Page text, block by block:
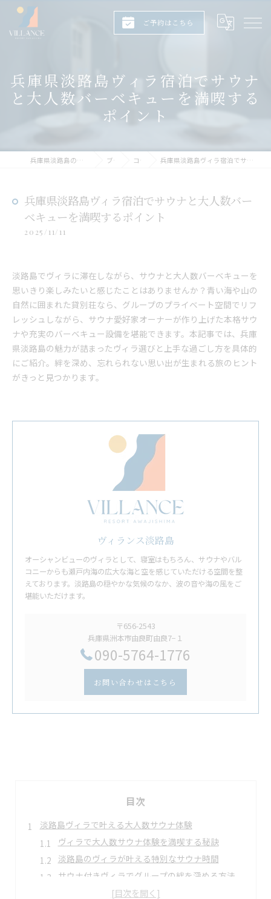
ご予約はこちら
兵庫県淡路島ヴィラ宿泊でサウナ
と大人数バーベキューを満喫する
ポイント
兵庫県淡路島のヴィラならヴィランス淡路島 ブログ コラム 兵庫県淡路島ヴィラ宿泊でサウナと大人数バーベキューを満喫するポイント
兵庫県淡路島ヴィラ宿泊でサウナと大人数バー
ベキューを満喫するポイント
2025/11/11
淡路島でヴィラに滞在しながら、サウナと大人数バーベキューを
思いきり楽しみたいと感じたことはありませんか？青い海や山の
自然に囲まれた貸別荘なら、グループのプライベート空間でリフ
レッシュしながら、サウナ愛好家オーナーが作り上げた本格サウ
ナや充実のバーベキュー設備を堪能できます。本記事では、兵庫
県淡路島の魅力が詰まったヴィラ選びと上手な過ごし方を具体的
にご紹介。絆を深め、忘れられない思い出が生まれる旅のヒント
がきっと見つかります。
ヴィランス淡路島
オーシャンビューのヴィラとして、寝室はもちろん、サウナやバル
コニーからも瀬戸内海の広大な海と空を感じていただける空間を整
えております。淡路島の穏やかな気候のなか、波の音や海の風をご
堪能いただけます。
〒656-2543
兵庫県洲本市由良町由良7−１
​090-5764-1776
お問い合わせはこちら
目次
淡路島ヴィラで叶える大人数サウナ体験
ヴィラで大人数サウナ体験を満喫する秘訣
淡路島のヴィラが叶える特別なサウナ時間
サウナ付きヴィラでグループの絆を深める方法
大人数に最適なヴィラ選びのポイント解説